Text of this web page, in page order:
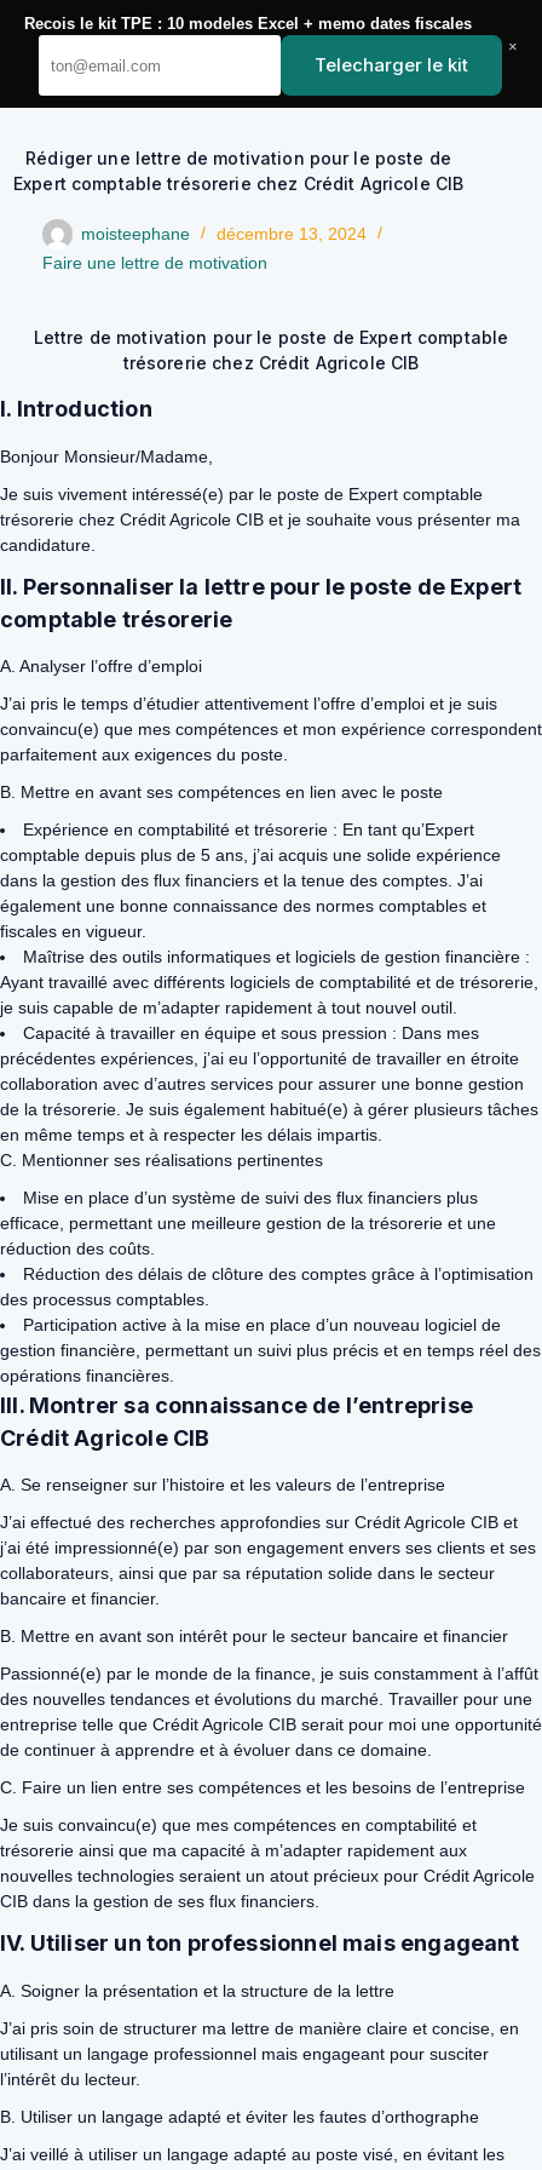
contenu
YoupiJobs
Rédiger une lettre de motivation pour le poste de
Expert comptable trésorerie chez Crédit Agricole CIB
moisteephane
décembre 13, 2024
Faire une lettre de motivation
Lettre de motivation pour le poste de Expert comptable
trésorerie chez Crédit Agricole CIB
I. Introduction
Bonjour Monsieur/Madame,
Je suis vivement intéressé(e) par le poste de Expert comptable
trésorerie chez Crédit Agricole CIB et je souhaite vous présenter ma
candidature.
II. Personnaliser la lettre pour le poste de Expert
comptable trésorerie
A. Analyser l’offre d’emploi
J’ai pris le temps d’étudier attentivement l’offre d’emploi et je suis
convaincu(e) que mes compétences et mon expérience correspondent
parfaitement aux exigences du poste.
B. Mettre en avant ses compétences en lien avec le poste
Expérience en comptabilité et trésorerie : En tant qu’Expert
comptable depuis plus de 5 ans, j’ai acquis une solide expérience
dans la gestion des flux financiers et la tenue des comptes. J’ai
également une bonne connaissance des normes comptables et
fiscales en vigueur.
Maîtrise des outils informatiques et logiciels de gestion financière :
Ayant travaillé avec différents logiciels de comptabilité et de trésorerie,
je suis capable de m’adapter rapidement à tout nouvel outil.
Capacité à travailler en équipe et sous pression : Dans mes
précédentes expériences, j’ai eu l’opportunité de travailler en étroite
collaboration avec d’autres services pour assurer une bonne gestion
de la trésorerie. Je suis également habitué(e) à gérer plusieurs tâches
en même temps et à respecter les délais impartis.
C. Mentionner ses réalisations pertinentes
Mise en place d’un système de suivi des flux financiers plus
efficace, permettant une meilleure gestion de la trésorerie et une
réduction des coûts.
Réduction des délais de clôture des comptes grâce à l’optimisation
des processus comptables.
Participation active à la mise en place d’un nouveau logiciel de
gestion financière, permettant un suivi plus précis et en temps réel des
opérations financières.
III. Montrer sa connaissance de l’entreprise
Crédit Agricole CIB
A. Se renseigner sur l’histoire et les valeurs de l’entreprise
J’ai effectué des recherches approfondies sur Crédit Agricole CIB et
j’ai été impressionné(e) par son engagement envers ses clients et ses
collaborateurs, ainsi que par sa réputation solide dans le secteur
bancaire et financier.
B. Mettre en avant son intérêt pour le secteur bancaire et financier
Passionné(e) par le monde de la finance, je suis constamment à l’affût
des nouvelles tendances et évolutions du marché. Travailler pour une
entreprise telle que Crédit Agricole CIB serait pour moi une opportunité
de continuer à apprendre et à évoluer dans ce domaine.
C. Faire un lien entre ses compétences et les besoins de l’entreprise
Je suis convaincu(e) que mes compétences en comptabilité et
trésorerie ainsi que ma capacité à m’adapter rapidement aux
nouvelles technologies seraient un atout précieux pour Crédit Agricole
CIB dans la gestion de ses flux financiers.
IV. Utiliser un ton professionnel mais engageant
A. Soigner la présentation et la structure de la lettre
J’ai pris soin de structurer ma lettre de manière claire et concise, en
utilisant un langage professionnel mais engageant pour susciter
l’intérêt du lecteur.
B. Utiliser un langage adapté et éviter les fautes d’orthographe
J’ai veillé à utiliser un langage adapté au poste visé, en évitant les
Recois le kit TPE : 10 modeles Excel + memo dates fiscales
Telecharger le kit
×